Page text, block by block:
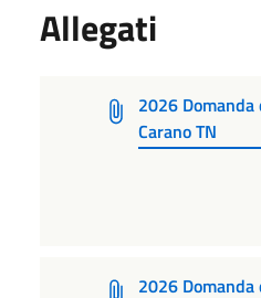
Allegati
2026
Carano TN
2026